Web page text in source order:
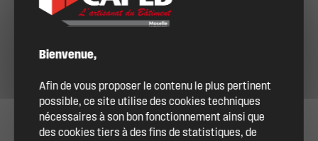
Bienvenue,
Afin de vous proposer le contenu le plus pertinent
possible, ce site utilise des cookies techniques
nécessaires à son bon fonctionnement ainsi que
des cookies tiers à des fins de statistiques, de